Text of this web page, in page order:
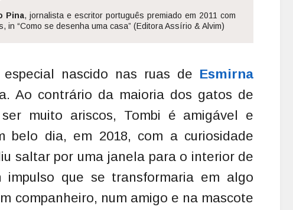
Pina, jornalista e escritor português premiado em 2011 com
in “Como se desenha uma casa” (Editora Assírio & Alvim)
nascido nas ruas de Esmirna
Ao contrário da maioria dos gatos de
muito ariscos, Tombi é amigável e
belo dia, em 2018, com a curiosidade
saltar por uma janela para o interior de
impulso que se transformaria em algo
companheiro, num amigo e na mascote